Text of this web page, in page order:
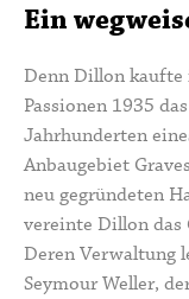
Ein
Denn Dillon kaufte
Passionen 1935 das
Jahrhunderten
Anbaugebiet
neu gegründeten
vereinte Dillon das
Deren Verwaltung
Seymour Weller,